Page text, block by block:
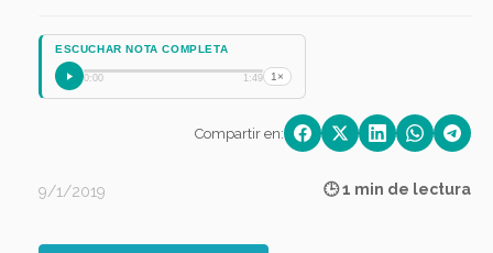
ESCUCHAR NOTA COMPLETA
0:00 1:49 1×
Compartir en:
9/1/2019 🕒 1 min de lectura